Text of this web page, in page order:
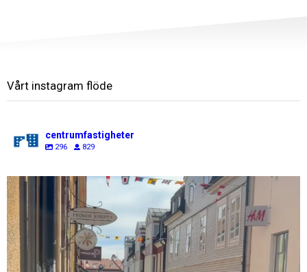
Vårt instagram flöde
centrumfastigheter
296 829
centrumfastigheter
Jul 31